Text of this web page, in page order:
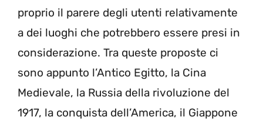
proprio il parere degli utenti relativamente
a dei luoghi che potrebbero essere presi in
considerazione. Tra queste proposte ci
sono appunto l’Antico Egitto, la Cina
Medievale, la Russia della rivoluzione del
1917, la conquista dell’America, il Giappone